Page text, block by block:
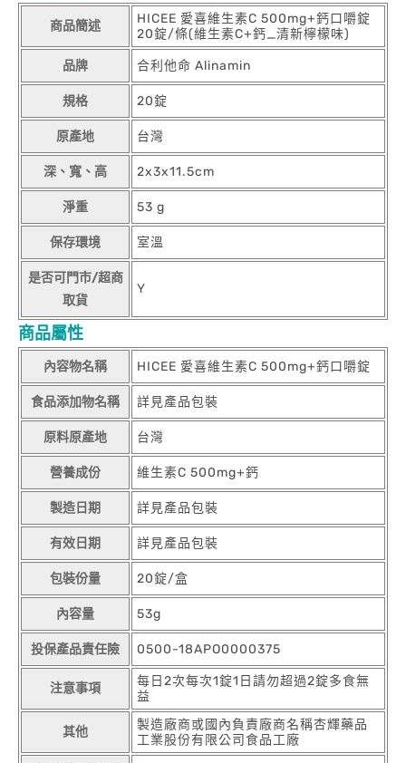
商品簡述
HICEE 愛喜維生素C 500mg+鈣口嚼錠
20錠/條(維生素C+鈣_清新檸檬味)
品牌 合利他命 Alinamin
規格 20錠
原產地 台灣
深、寬、高 2x3x11.5cm
淨重 53 g
保存環境 室溫
是否可門市/超商
取貨
Y
商品屬性
內容物名稱 HICEE 愛喜維生素C 500mg+鈣口嚼錠
食品添加物名稱 詳見產品包裝
原料原產地 台灣
營養成份 維生素C 500mg+鈣
製造日期 詳見產品包裝
有效日期 詳見產品包裝
包裝份量 20錠/盒
內容量 53g
投保產品責任險 0500-18APO0000375
注意事項
每日2次每次1錠1日請勿超過2錠多食無
益
其他
製造廠商或國內負責廠商名稱杏輝藥品
工業股份有限公司食品工廠